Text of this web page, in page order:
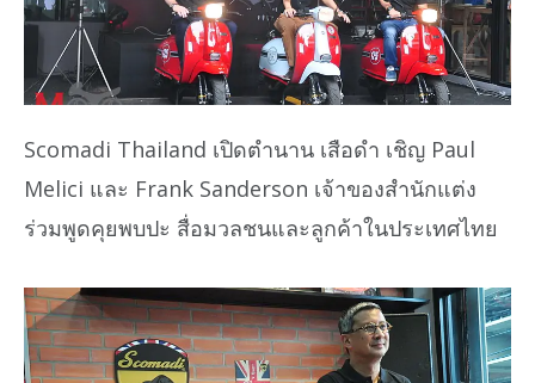
Scomadi Thailand เปิดตำนาน เสือดำ เชิญ Paul
Melici และ Frank Sanderson เจ้าของสำนักแต่ง
ร่วมพูดคุยพบปะ สื่อมวลชนและลูกค้าในประเทศไทย